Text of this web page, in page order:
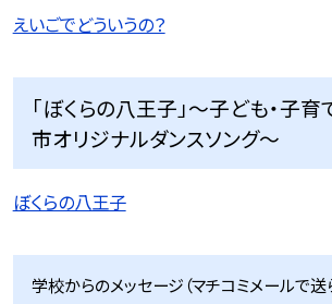
えいごでどういうの？
「ぼくらの八王子」〜子ども・子
市オリジナルダンスソング〜
ぼくらの八王子
学校からのメッセージ（マチコミメールで送